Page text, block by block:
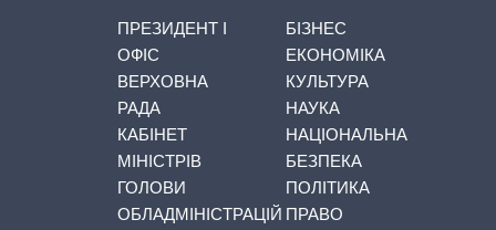
ПРЕЗИДЕНТ І
ОФІС
ВЕРХОВНА
РАДА
КАБІНЕТ
МІНІСТРІВ
ГОЛОВИ
ОБЛАДМІНІСТРАЦІЙ
БІЗНЕС
ЕКОНОМІКА
КУЛЬТУРА
НАУКА
НАЦІОНАЛЬНА
БЕЗПЕКА
ПОЛІТИКА
ПРАВО